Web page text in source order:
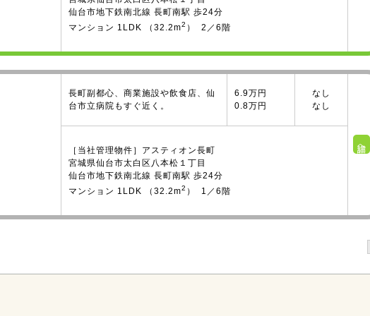
仙台市地下鉄南北線 長町南駅 歩24分
マンション 1LDK （32.2m2 ） 2／6階
長町副都心、商業施設や飲食店、仙
台市立病院もすぐ近く。
6.9万円
0.8万円
なし
なし
詳細へ
［当社管理物件］アスティオン長町
宮城県仙台市太白区八本松１丁目
仙台市地下鉄南北線 長町南駅 歩24分
マンション 1LDK （32.2m2 ） 1／6階